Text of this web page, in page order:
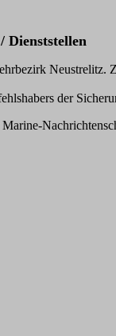
Dienststellen
Neustrelitz.
der